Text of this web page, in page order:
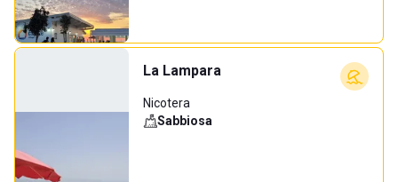
La Lampara
Nicotera
Sabbiosa